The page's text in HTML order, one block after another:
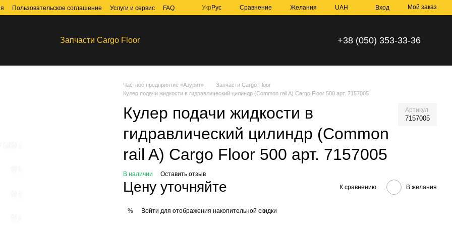
Пользовательское соглашение Услуги и сервис FAQ Укр Рус Сравнение Желания UAH Вход Мой заказ
Запчасти Cargo Floor +38 (050) 353-33-36
Частное предприятие «Азурит»
Запчасти Cargo Floor
Кулер подачи жидкости в гидравлический цилиндр (Common rail A) Cargo Floor 500 арт. 7157005
Кулер подачи жидкости в
гидравлический цилиндр (Common
rail A) Cargo Floor 500 арт. 7157005
Артикул
7157005
В наличии Оставить отзыв
Цену уточняйте К сравнению В желания
% Войти для отображения накопительной скидки